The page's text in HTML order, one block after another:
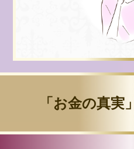
「お金の真実